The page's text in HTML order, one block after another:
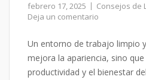
febrero 17, 2025
Consejos de
Deja un comentario
Un entorno de trabajo limpio
mejora la apariencia, sino
productividad y el bienestar